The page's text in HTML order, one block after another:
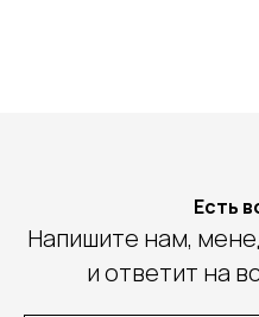
Есть
Напишите нам,
и ответит на